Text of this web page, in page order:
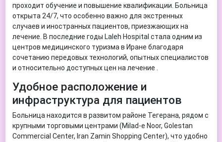
проходит обучение и повышение квалификации. Больница
открыта 24/7, что особенно важно для экстренных
случаев и иностранных пациентов, приезжающих на
лечение. В последние годы Laleh Hospital стала одним из
центров медицинского туризма в Иране благодаря
сочетанию передовых технологий, опытных специалистов
и относительно доступных цен на лечение .
Удобное расположение и
инфраструктура для пациентов
Больница находится в развитом районе Тегерана, рядом с
крупными торговыми центрами (Milad-e Noor, Golestan
Commercial Center, Iran Zamin Shopping Center), что удобно